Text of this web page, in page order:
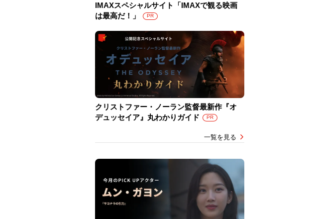
IMAXスペシャルサイト「IMAXで観る映画
は最高だ！」
PR
クリストファー・ノーラン監督最新作『オ
デュッセイア』丸わかりガイド
PR
一覧を見る